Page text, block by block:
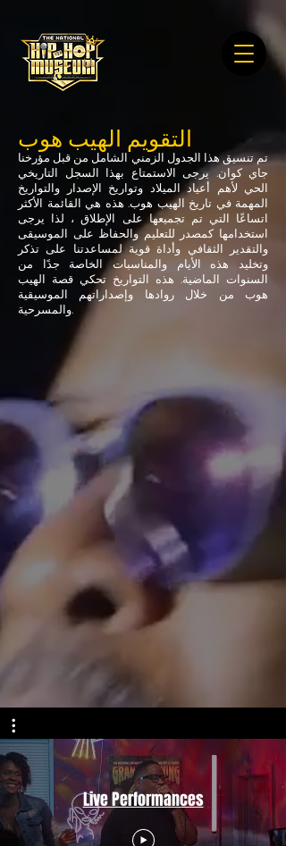
التقويم الهيب هوب
تم تنسيق هذا الجدول الزمني الشامل من قبل مؤرخنا
جاي كوان. يرجى الاستمتاع بهذا السجل التاريخي
الحي لأهم أعياد الميلاد وتواريخ الإصدار والتواريخ
المهمة في تاريخ الهيب هوب. هذه هي القائمة الأكثر
اتساعًا التي تم تجميعها على الإطلاق ، لذا يرجى
استخدامها كمصدر للتعليم والحفاظ على الموسيقى
والتقدير الثقافي وأداة قوية لمساعدتنا على تذكر
وتخليد هذه الأيام والمناسبات الخاصة جدًا من
السنوات الماضية. هذه التواريخ تحكي قصة الهيب
هوب من خلال روادها وإصداراتهم الموسيقية
والمسرحية.
Live Performances